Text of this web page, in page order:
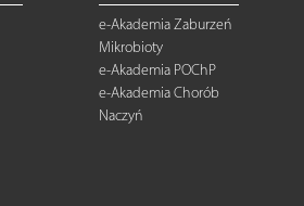
e-Akademia Zaburzeń
Mikrobioty
e-Akademia POChP
e-Akademia Chorób
Naczyń